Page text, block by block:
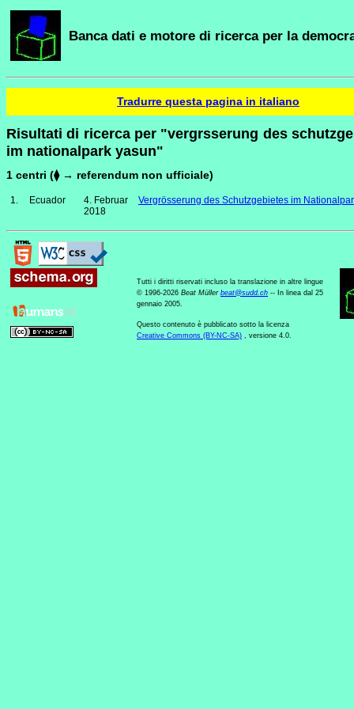
Banca dati e motore di ricerca per la
Tradurre questa pagina in italiano
Risultati di ricerca per "vergrsserung des
im nationalpark yasun"
1 centri (⧫ → referendum non ufficiale)
1. Ecuador
4. Februar
2018
Vergrösserung des Schutzgebietes im
Tutti i diritti riservati incluso la translazione in altre lingue
© 1996-2026 Beat Müller beat@sudd.ch -- In linea dal 25
gennaio 2005.
Questo contenuto è pubblicato sotto la licenza
Creative Commons (BY-NC-SA) , versione 4.0.